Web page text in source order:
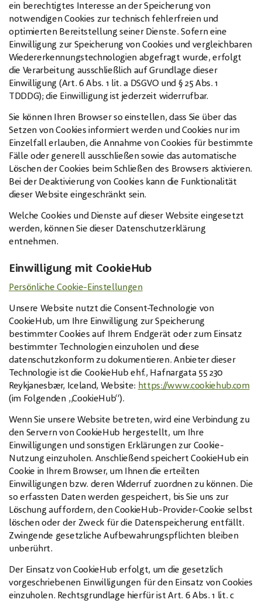
ein berechtigtes Interesse an der Speicherung von
notwendigen Cookies zur technisch fehlerfreien und
optimierten Bereitstellung seiner Dienste. Sofern eine
Einwilligung zur Speicherung von Cookies und vergleichbaren
Wiedererkennungstechnologien abgefragt wurde, erfolgt
die Verarbeitung ausschließlich auf Grundlage dieser
Einwilligung (Art. 6 Abs. 1 lit. a DSGVO und § 25 Abs. 1
TDDDG); die Einwilligung ist jederzeit widerrufbar.
Sie können Ihren Browser so einstellen, dass Sie über das
Setzen von Cookies informiert werden und Cookies nur im
Einzelfall erlauben, die Annahme von Cookies für bestimmte
Fälle oder generell ausschließen sowie das automatische
Löschen der Cookies beim Schließen des Browsers aktivieren.
Bei der Deaktivierung von Cookies kann die Funktionalität
dieser Website eingeschränkt sein.
Welche Cookies und Dienste auf dieser Website eingesetzt
werden, können Sie dieser Datenschutzerklärung
entnehmen.
Einwilligung mit CookieHub
Persönliche Cookie-Einstellungen
Unsere Website nutzt die Consent-Technologie von
CookieHub, um Ihre Einwilligung zur Speicherung
bestimmter Cookies auf Ihrem Endgerät oder zum Einsatz
bestimmter Technologien einzuholen und diese
datenschutzkonform zu dokumentieren. Anbieter dieser
Technologie ist die CookieHub ehf., Hafnargata 55 230
Reykjanesbær, Iceland, Website: https://www.cookiehub.com
(im Folgenden „CookieHub“).
Wenn Sie unsere Website betreten, wird eine Verbindung zu
den Servern von CookieHub hergestellt, um Ihre
Einwilligungen und sonstigen Erklärungen zur Cookie-
Nutzung einzuholen. Anschließend speichert CookieHub ein
Cookie in Ihrem Browser, um Ihnen die erteilten
Einwilligungen bzw. deren Widerruf zuordnen zu können. Die
so erfassten Daten werden gespeichert, bis Sie uns zur
Löschung auffordern, den CookieHub-Provider-Cookie selbst
löschen oder der Zweck für die Datenspeicherung entfällt.
Zwingende gesetzliche Aufbewahrungspflichten bleiben
unberührt.
Der Einsatz von CookieHub erfolgt, um die gesetzlich
vorgeschriebenen Einwilligungen für den Einsatz von Cookies
einzuholen. Rechtsgrundlage hierfür ist Art. 6 Abs. 1 lit. c